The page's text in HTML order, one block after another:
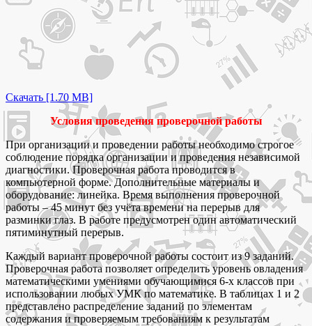
Скачать [1.70 MB]
Условия проведения проверочной работы
При организации и проведении работы необходимо строгое
соблюдение порядка организации и проведения независимой
диагностики. Проверочная работа проводится в
компьютерной форме. Дополнительные материалы и
оборудование: линейка. Время выполнения проверочной
работы – 45 минут без учёта времени на перерыв для
разминки глаз. В работе предусмотрен один автоматический
пятиминутный перерыв.
Каждый вариант проверочной работы состоит из 9 заданий.
Проверочная работа позволяет определить уровень овладения
математическими умениями обучающимися 6-х классов при
использовании любых УМК по математике. В таблицах 1 и 2
представлено распределение заданий по элементам
содержания и проверяемым требованиям к результатам